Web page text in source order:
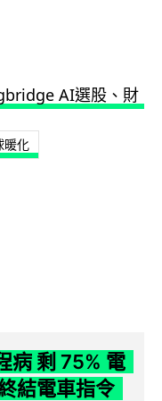
暖化
病 剩 75% 電
結電車指令